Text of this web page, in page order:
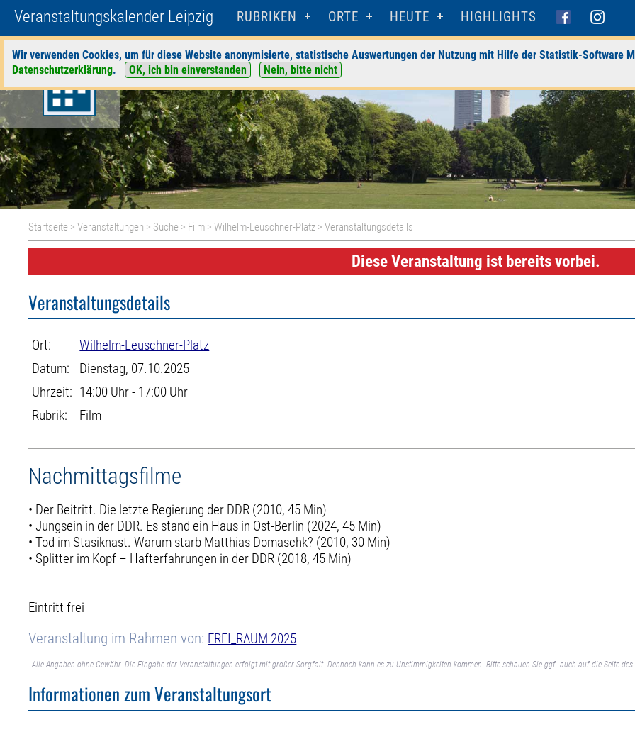
Veranstaltungskalender Leipzig RUBRIKEN ORTE HEUTE HIGHLIGHTS
Wir verwenden Cookies, um für diese Website anonymisierte, statistische Auswertungen der Nutzung mit Hilfe der Statistik-Software
Datenschutzerklärung. OK, ich bin einverstanden Nein, bitte nicht
Startseite >Veranstaltungen > Suche > Film >Wilhelm-Leuschner-Platz > Veranstaltungsdetails
Diese Veranstaltung ist bereits vorbei.
Veranstaltungsdetails
Ort:
Wilhelm-Leuschner-Platz
Datum:
Dienstag, 07.10.2025
Uhrzeit: 14:00 Uhr - 17:00 Uhr
Rubrik:
Film
Nachmittagsfilme
• Der Beitritt. Die letzte Regierung der DDR (2010, 45 Min)
• Jungsein in der DDR. Es stand ein Haus in Ost-Berlin (2024, 45 Min)
• Tod im Stasiknast. Warum starb Matthias Domaschk? (2010, 30 Min)
• Splitter im Kopf – Hafterfahrungen in der DDR (2018, 45 Min)
Eintritt frei
Veranstaltung im Rahmen von: FREI_RAUM 2025
Alle Angaben ohne Gewähr. Die Eingabe der Veranstaltungen erfolgt mit großer Sorgfalt. Dennoch kann es zu Unstimmigkeiten kommen. Bitte schauen Sie ggf. auch auf die Seite
Informationen zum Veranstaltungsort